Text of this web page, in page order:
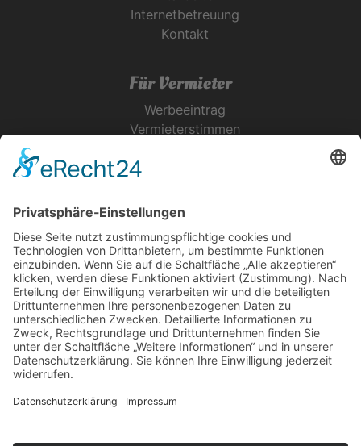
Internetbetreuung
Kontakt
Für Vermieter
Werbeeintrag
Vermieterstimmen
Urlaubsservice
Bücher, Karten & CD's
Ihre Anreise
Wetter
Links
Nutzungsbedingungen
Datenschutz